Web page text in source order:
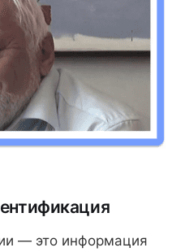
— это информация